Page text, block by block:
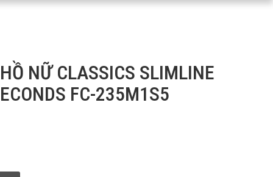
NỮ CLASSICS SLIMLINE
FC-235M1S5